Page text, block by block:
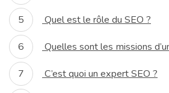
Quel est le rôle du SEO ?
Quelles sont les missions
C’est quoi un expert SEO ?